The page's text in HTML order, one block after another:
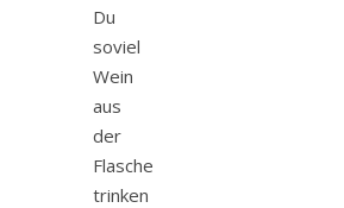
Du
soviel
Wein
aus
der
Flasche
trinken